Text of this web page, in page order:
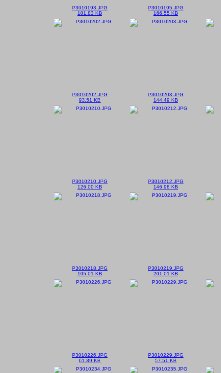
P3010193.JPG
101.83 KB
P3010195.JPG
166.55 KB
P3010202.JPG
93.51 KB
P3010203.JPG
144.49 KB
P3010210.JPG
126.00 KB
P3010212.JPG
146.98 KB
P3010218.JPG
105.01 KB
P3010219.JPG
201.01 KB
P3010226.JPG
61.89 KB
P3010229.JPG
57.51 KB